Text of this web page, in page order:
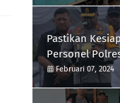
Pastikan
Personel
Pasukan Hari Ini
Februari 07, 2024